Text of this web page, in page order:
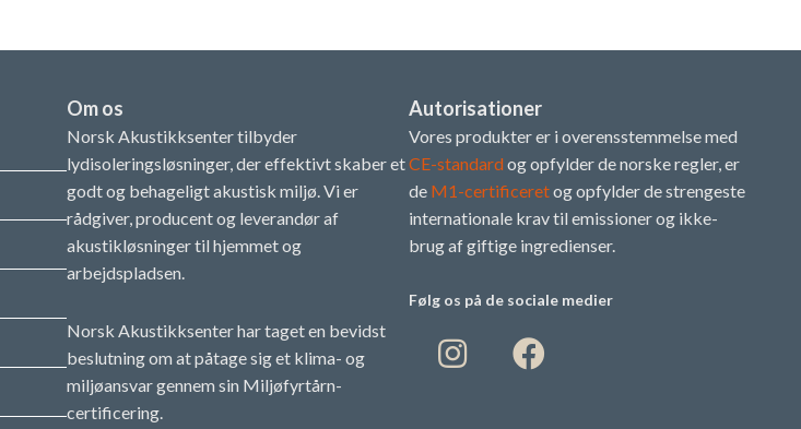
Om os
Norsk Akustikksenter tilbyder
lydisoleringsløsninger, der effektivt skaber et
godt og behageligt akustisk miljø. Vi er
rådgiver, producent og leverandør af
akustikløsninger til hjemmet og
arbejdspladsen.
Norsk Akustikksenter har taget en bevidst
beslutning om at påtage sig et klima- og
miljøansvar gennem sin Miljøfyrtårn-
certificering.
Autorisationer
Vores produkter er i overensstemmelse med
CE-standard og opfylder de norske regler, er
de M1-certificeretog opfylder de strengeste
internationale krav til emissioner og ikke-
brug af giftige ingredienser.
Følg os på de sociale medier